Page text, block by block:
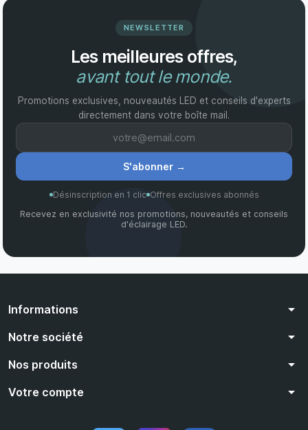
NEWSLETTER
Les meilleures offres,
avant tout le monde.
Promotions exclusives, nouveautés LED et conseils d'experts
directement dans votre boîte mail.
S'abonner →
Désinscription en 1 clic Offres exclusives abonnés
Recevez en exclusivité nos promotions, nouveautés et conseils
d'éclairage LED.
Informations arrow_drop_down
Notre société arrow_drop_down
Nos produits arrow_drop_down
Votre compte arrow_drop_down